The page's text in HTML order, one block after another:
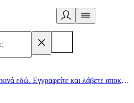
Ο υγιεινός τρόπος ζωής ξεκινά εδώ. Εγγραφείτε και λάβετε αποκλειστικές προσφορές